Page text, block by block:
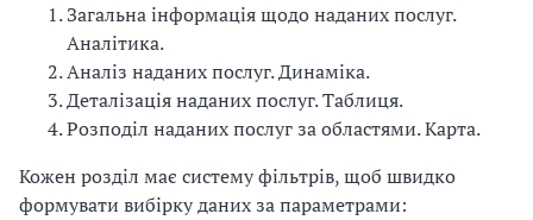
Загальна інформація щодо наданих послуг.
Аналітика.
Аналіз наданих послуг. Динаміка.
Деталізація наданих послуг. Таблиця.
Розподіл наданих послуг за областями. Карта.
Кожен розділ має систему фільтрів, щоб швидко
формувати вибірку даних за параметрами: